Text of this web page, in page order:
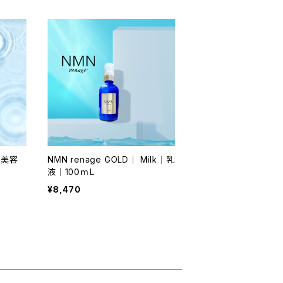
容
NMN renage GOLD｜ Milk｜乳
液｜100ｍL
¥8,470